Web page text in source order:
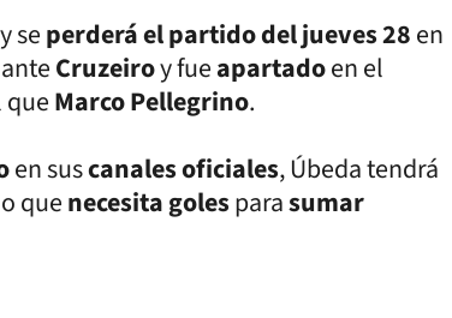
y seperderá el partido del jueves 28en
anteCruzeiroy fueapartadoen el
Marco Pellegrino.
en suscanales oficiales, Úbeda tendrá
quenecesita golesparasumar